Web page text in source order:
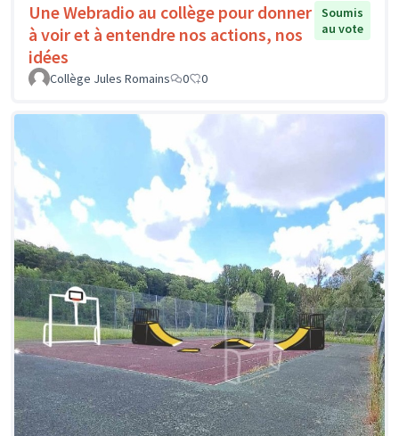
Une Webradio au collège pour donner
à voir et à entendre nos actions, nos
idées
Soumis
au vote
Collège Jules Romains 0 0